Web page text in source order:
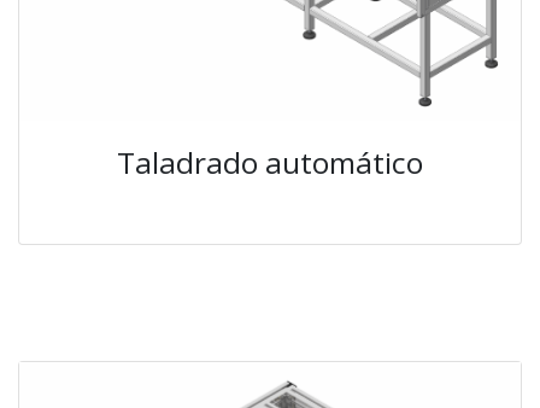
Taladrado automático